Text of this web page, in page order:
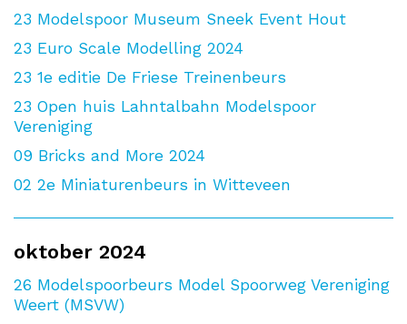
23 Modelspoor Museum Sneek Event Hout
23 Euro Scale Modelling 2024
23 1e editie De Friese Treinenbeurs
23 Open huis Lahntalbahn Modelspoor
Vereniging
09 Bricks and More 2024
02 2e Miniaturenbeurs in Witteveen
oktober 2024
26 Modelspoorbeurs Model Spoorweg Vereniging
Weert (MSVW)